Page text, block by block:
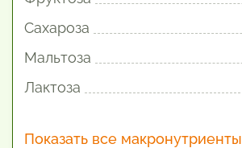
Сахароза
Мальтоза
Лактоза
Показать все макронутриенты